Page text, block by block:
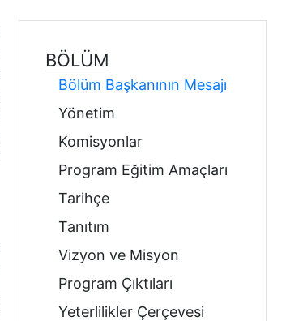
BÖLÜM
Bölüm Başkanının Mesajı
Yönetim
Komisyonlar
Program Eğitim Amaçları
Tarihçe
Tanıtım
Vizyon ve Misyon
Program Çıktıları
Yeterlilikler Çerçevesi